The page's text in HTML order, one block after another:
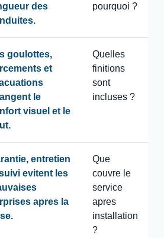
des
pourquoi ?
goulottes,
et
le
visuel et le
Quelles
finitions
sont
incluses ?
entretien
evitent les
apres la
Que
couvre le
service
apres
installation
?